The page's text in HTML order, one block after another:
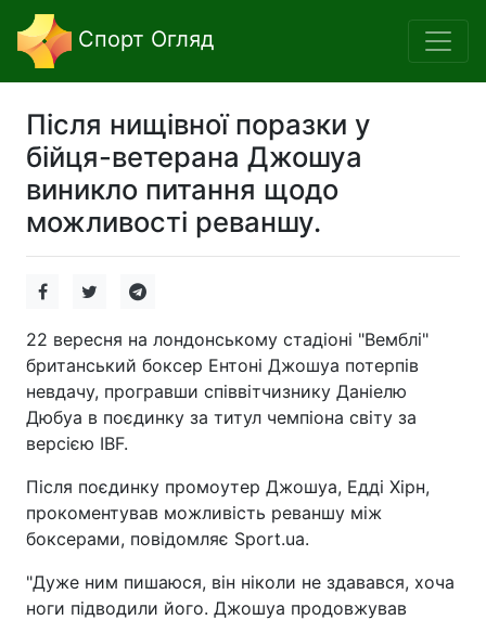
Спорт Огляд
Після нищівної поразки у
бійця-ветерана Джошуа
виникло питання щодо
можливості реваншу.
22 вересня на лондонському стадіоні "Вемблі"
британський боксер Ентоні Джошуа потерпів
невдачу, програвши співвітчизнику Даніелю
Дюбуа в поєдинку за титул чемпіона світу за
версією IBF.
Після поєдинку промоутер Джошуа, Едді Хірн,
прокоментував можливість реваншу між
боксерами, повідомляє Sport.ua.
"Дуже ним пишаюся, він ніколи не здавався, хоча
ноги підводили його. Джошуа продовжував